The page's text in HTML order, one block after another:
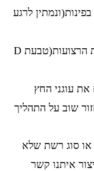
לרגע
-שנית יש לחבר למתוח את הרשת בעזרת הרצועות(טבעת D
עוגני החץ
או סוג רשת שלא
איתנו קשר